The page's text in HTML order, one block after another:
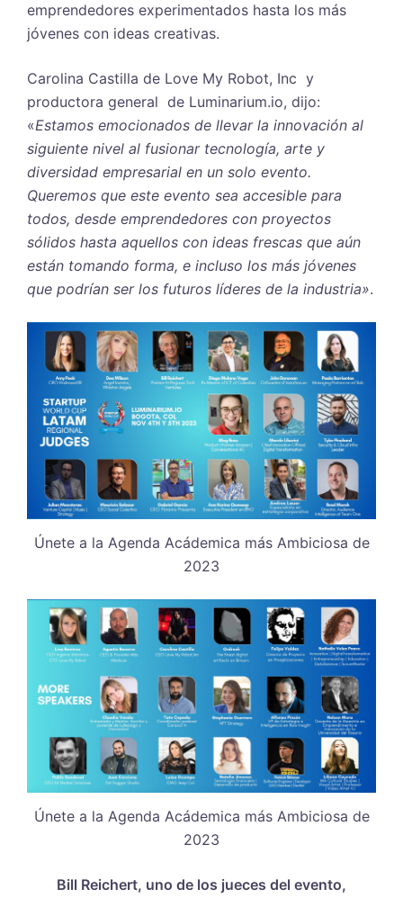
emprendedores experimentados hasta los más
jóvenes con ideas creativas.
Carolina Castilla de Love My Robot, Inc y
productora general de Luminarium.io, dijo:
«Estamos emocionados de llevar la innovación al
siguiente nivel al fusionar tecnología, arte y
diversidad empresarial en un solo evento.
Queremos que este evento sea accesible para
todos, desde emprendedores con proyectos
sólidos hasta aquellos con ideas frescas que aún
están tomando forma, e incluso los más jóvenes
que podrían ser los futuros líderes de la industria».
Únete a la Agenda Acádemica más Ambiciosa de
2023
Únete a la Agenda Acádemica más Ambiciosa de
2023
Bill Reichert, uno de los jueces del evento,